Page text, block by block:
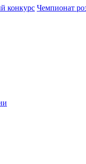
конкурс Чемпионат